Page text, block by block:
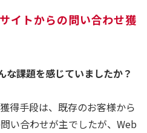
イトからの問い合わせ獲
な課題を感じていましたか？
得手段は、既存のお客様から
い合わせが主でしたが、Web